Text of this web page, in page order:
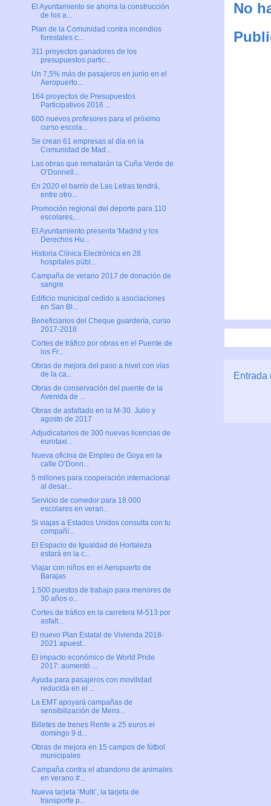
No
Entrada
El Ayuntamiento se ahorra la construcción
de los a...
Plan de la Comunidad contra incendios
forestales c...
311 proyectos ganadores de los
presupuestos partic...
Un 7,5% más de pasajeros en junio en el
Aeropuerto...
164 proyectos de Presupuestos
Participativos 2016 ...
600 nuevos profesores para el próximo
curso escola...
Se crean 61 empresas al día en la
Comunidad de Mad...
Las obras que rematarán la Cuña Verde de
O’Donnell...
En 2020 el barrio de Las Letras tendrá,
entre otro...
Promoción regional del deporte para 110
escolares,...
El Ayuntamiento presenta 'Madrid y los
Derechos Hu...
Historia Clínica Electrónica en 28
hospitales públ...
Campaña de verano 2017 de donación de
sangre
Edificio municipal cedido a asociaciones
en San Bl...
Beneficiarios del Cheque guardería, curso
2017-2018
Cortes de tráfico por obras en el Puente de
los Fr...
Obras de mejora del paso a nivel con vías
de la ca...
Obras de conservación del puente de la
Avenida de ...
Obras de asfaltado en la M-30. Julio y
agosto de 2017
Adjudicatarios de 300 nuevas licencias de
eurotaxi...
Nueva oficina de Empleo de Goya en la
calle O’Donn...
5 millones para cooperación internacional
al desar...
Servicio de comedor para 18.000
escolares en veran...
Si viajas a Estados Unidos consulta con tu
compañí...
El Espacio de Igualdad de Hortaleza
estará en la c...
Viajar con niños en el Aeropuerto de
Barajas
1.500 puestos de trabajo para menores de
30 años o...
Cortes de tráfico en la carretera M-513 por
asfalt...
El nuevo Plan Estatal de Vivienda 2018-
2021 apuest...
El impacto económico de World Pride
2017: aumentó ...
Ayuda para pasajeros con movilidad
reducida en el ...
La EMT apoyará campañas de
sensibilización de Mens...
Billetes de trenes Renfe a 25 euros el
domingo 9 d...
Obras de mejora en 15 campos de fútbol
municipales
Campaña contra el abandono de animales
en verano #...
Nueva tarjeta ‘Multi’, la tarjeta de
transporte p...